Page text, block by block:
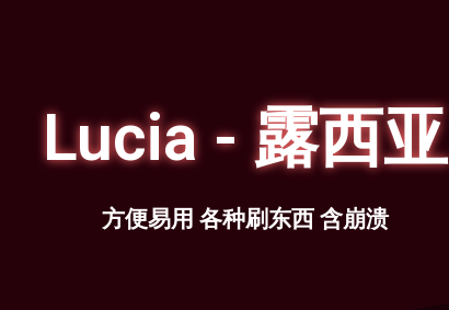
Lucia - 露西亚
方便易用 各种刷东西 含崩溃